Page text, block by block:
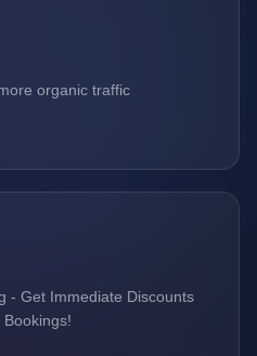
organic traffic
- Get Immediate Discounts